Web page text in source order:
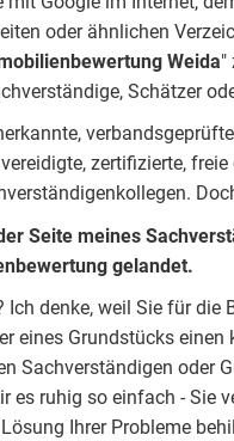
oder ähnlichen
Weida"
Schätzer
zertifizierte,
en.
Seite meines
gelandet.
Ich denke, weil Sie für die
eines Grundstücks einen
Sachverständigen oder
es ruhig so einfach - Sie
Lösung Ihrer Probleme